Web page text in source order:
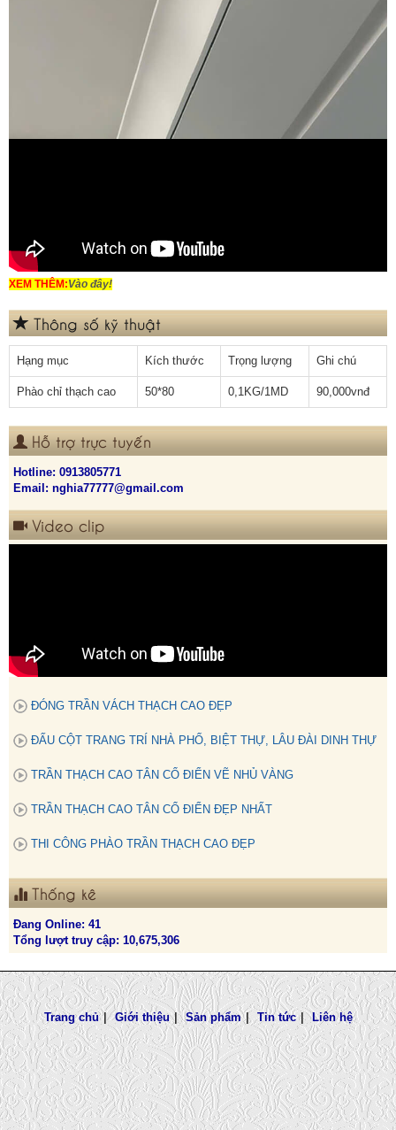
XEM THÊM:Vào đây!
Thông số kỹ thuật
Hạng mục Kích thước Trọng lượng Ghi chú
Phào chỉ thạch cao 50*80 0,1KG/1MD 90,000vnđ
Hỗ trợ trực tuyến
Hotline: 0913805771
Email: nghia77777@gmail.com
Video clip
ĐÓNG TRẦN VÁCH THẠCH CAO ĐẸP
ĐẤU CỘT TRANG TRÍ NHÀ PHỐ, BIỆT THỰ, LÂU ĐÀI DINH THỰ
TRẦN THẠCH CAO TÂN CỔ ĐIỂN VẼ NHỦ VÀNG
TRẦN THẠCH CAO TÂN CỔ ĐIỂN ĐẸP NHẤT
THI CÔNG PHÀO TRẦN THẠCH CAO ĐẸP
Thống kê
Đang Online: 41
Tổng lượt truy cập: 10,675,306
Trang chủ | Giới thiệu | Sản phẩm | Tin tức | Liên hệ